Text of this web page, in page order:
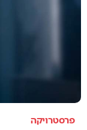
פרסטרויקה